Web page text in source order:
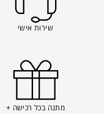
שירות אישי
מתנה בכל רכישה +